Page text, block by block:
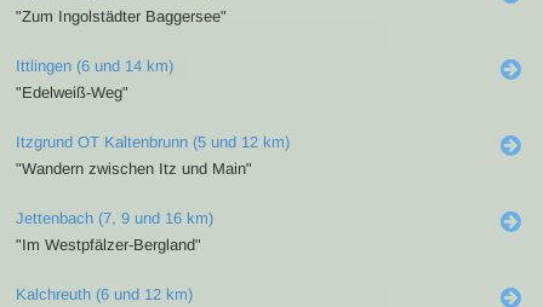
"Zum Ingolstädter Baggersee"
Ittlingen (6 und 14 km)
"Edelweiß-Weg"
Itzgrund OT Kaltenbrunn (5 und 12 km)
"Wandern zwischen Itz und Main"
Jettenbach (7, 9 und 16 km)
"Im Westpfälzer-Bergland"
Kalchreuth (6 und 12 km)